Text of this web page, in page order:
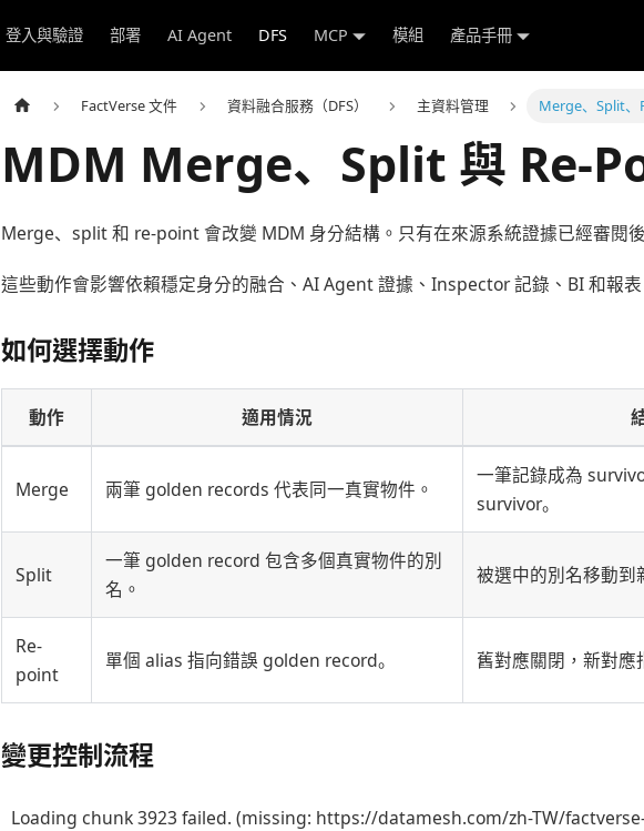
登入與驗證 部署 AI Agent DFS MCP 模組 產品手冊
FactVerse 文件 資料融合服務（DFS） 主資料管理 Merge、Split、
MDM Merge、Split 與 Re-
Merge、split 和 re-point 會改變 MDM 身分結構。只有在來源系統證據已經審閱
這些動作會影響依賴穩定身分的融合、AI Agent 證據、Inspector 記錄、BI 和報
如何選擇動作
動作 適用情況
Merge 兩筆 golden records 代表同一真實物件。
一筆記錄成為
survivor。
Split
一筆 golden record 包含多個真實物件的別
名。
被選中的別名移動
Re-
point
單個 alias 指向錯誤 golden record。 舊對應關閉，新對應
變更控制流程
Loading chunk 3923 failed. (missing: https://datamesh.com/zh-TW/